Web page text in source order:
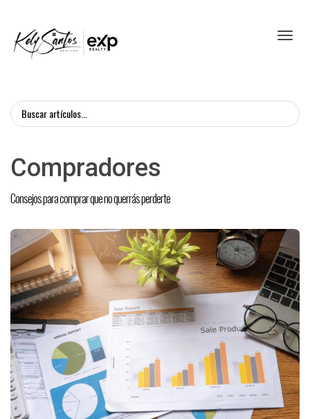
Compradores
Consejos para comprar que no querrás perderte